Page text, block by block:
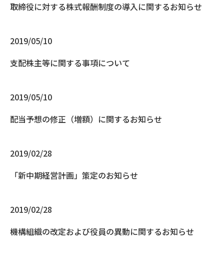
取締役に対する株式報酬制度の導入に関するお知らせ
2019/05/10
支配株主等に関する事項について
2019/05/10
配当予想の修正（増額）に関するお知らせ
2019/02/28
「新中期経営計画」策定のお知らせ
2019/02/28
機構組織の改定および役員の異動に関するお知らせ